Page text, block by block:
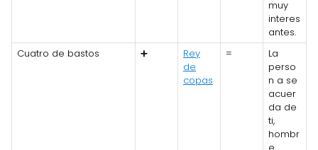
muy
interes
antes.
Cuatro de bastos
➕
Rey
de
copas
=
La
perso
n a se
acuer
da de
ti,
hombr